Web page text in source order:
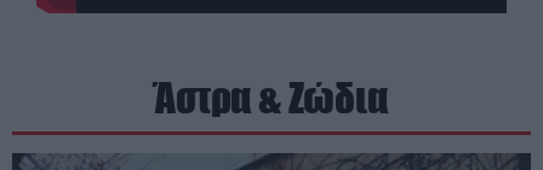
Άστρα & Ζώδια